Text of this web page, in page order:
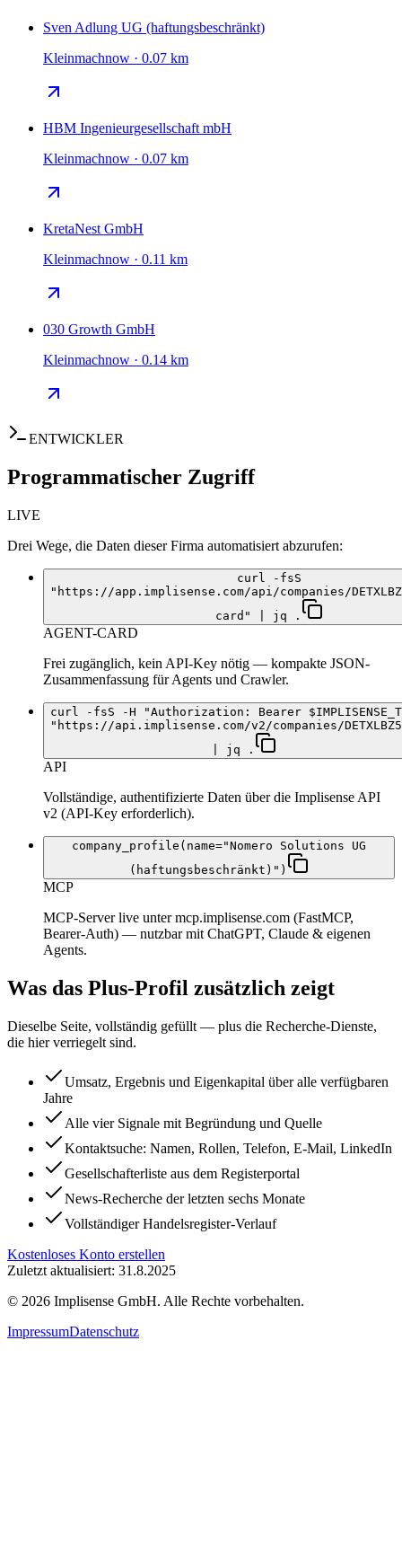
Sven Adlung UG (haftungsbeschränkt)
Kleinmachnow · 0.07 km
HBM Ingenieurgesellschaft mbH
Kleinmachnow · 0.07 km
KretaNest GmbH
Kleinmachnow · 0.11 km
030 Growth GmbH
Kleinmachnow · 0.14 km
ENTWICKLER
Programmatischer Zugriff
LIVE
Drei Wege, die Daten dieser Firma automatisiert abzurufen:
curl -fsS
"https://app.implisense.com/api/companies/
card" | jq .
AGENT-CARD
Frei zugänglich, kein API-Key nötig — kompakte JSON-
Zusammenfassung für Agents und Crawler.
curl -fsS -H "Authorization: Bearer
"https://api.implisense.com/v2/companies/
| jq .
API
Vollständige, authentifizierte Daten über die Implisense API
v2 (API-Key erforderlich).
company_profile(name="Nomero Solutions UG
(haftungsbeschränkt)")
MCP
MCP-Server live unter mcp.implisense.com (FastMCP,
Bearer-Auth) — nutzbar mit ChatGPT, Claude & eigenen
Agents.
Was das Plus-Profil zusätzlich zeigt
Dieselbe Seite, vollständig gefüllt — plus die Recherche-Dienste,
die hier verriegelt sind.
Umsatz, Ergebnis und Eigenkapital über alle verfügbaren
Jahre
Alle vier Signale mit Begründung und Quelle
Kontaktsuche: Namen, Rollen, Telefon, E-Mail, LinkedIn
Gesellschafterliste aus dem Registerportal
News-Recherche der letzten sechs Monate
Vollständiger Handelsregister-Verlauf
Kostenloses Konto erstellen
Zuletzt aktualisiert: 31.8.2025
© 2026 Implisense GmbH. Alle Rechte vorbehalten.
ImpressumDatenschutz